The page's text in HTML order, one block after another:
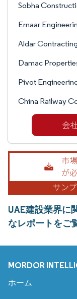
Sobha
Emaar
Aldar Contracting
Damac
Pivot
China Railway
UAE建設業界に
なレポートをご
MORDOR
ホーム